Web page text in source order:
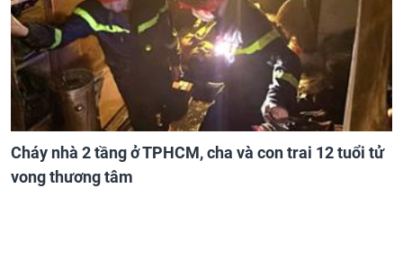
Cháy nhà 2 tầng ở TPHCM, cha và con trai 12 tuổi tử
vong thương tâm